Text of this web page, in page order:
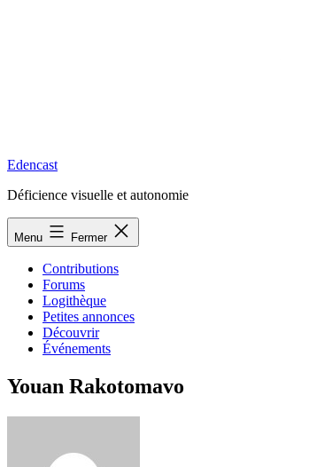
Edencast
Déficience visuelle et autonomie
Menu Fermer
Contributions
Forums
Logithèque
Petites annonces
Découvrir
Événements
Youan Rakotomavo